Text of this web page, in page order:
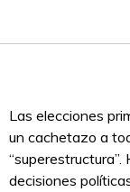
Las elecciones
un cachetazo a
decisiones